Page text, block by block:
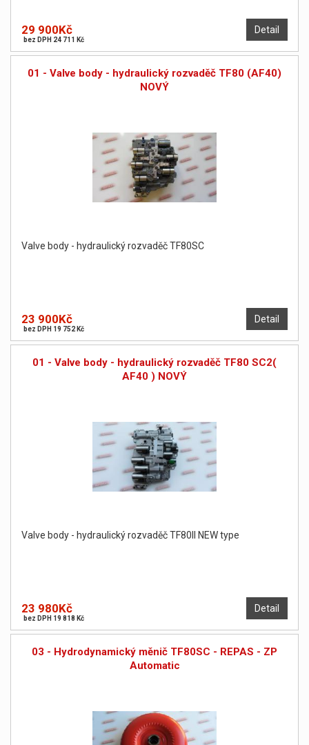
Detail
29 900Kč
bez DPH 24 711 Kč
01 - Valve body - hydraulický rozvaděč TF80 (AF40)
NOVÝ
Valve body - hydraulický rozvaděč TF80SC
Detail
23 900Kč
bez DPH 19 752 Kč
01 - Valve body - hydraulický rozvaděč TF80 SC2(
AF40 ) NOVÝ
Valve body - hydraulický rozvaděč TF80II NEW type
Detail
23 980Kč
bez DPH 19 818 Kč
03 - Hydrodynamický měnič TF80SC - REPAS - ZP
Automatic